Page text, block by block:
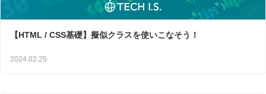
【HTML / CSS基礎】擬似クラスを使いこなそう！
2024.02.25